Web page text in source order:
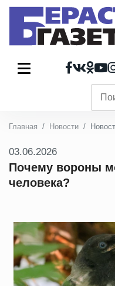
Главная Новости
03.06.2026
Почему вороны
человека?